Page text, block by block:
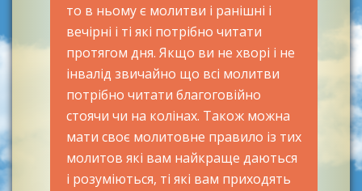
то в ньому є молитви і ранішні і
вечірні і ті які потрібно читати
протягом дня. Якщо ви не хворі і не
інвалід звичайно що всі молитви
потрібно читати благоговійно
стоячи чи на колінах. Також можна
мати своє молитовне правило із тих
молитов які вам найкраще даються
і розуміються, ті які вам приходять